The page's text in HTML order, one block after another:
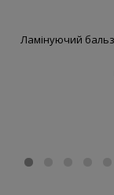
Ламінуючий